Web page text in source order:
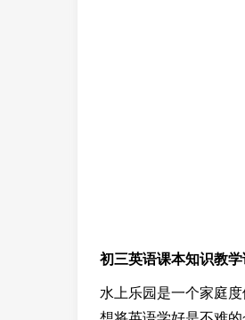
初三英语课本知识教
水上乐园是一个家庭